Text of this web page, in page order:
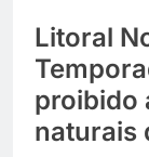
Litoral
proibido
naturais